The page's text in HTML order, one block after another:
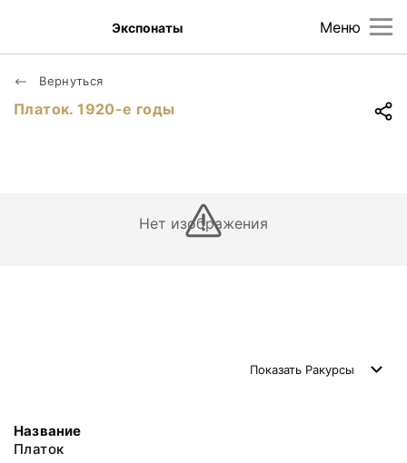
Меню
Экспонаты
Вернуться
Платок. 1920-е годы
Нет изображения
Показать Ракурсы
Название
Платок